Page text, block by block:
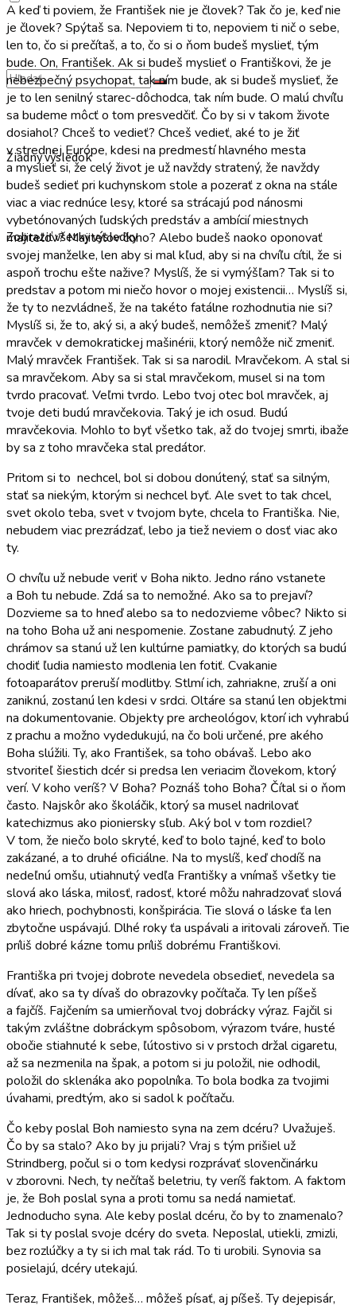
Žiadny výsledok
Zobraziť všetky výsledky
A keď ti poviem, že František nie je človek? Tak čo je, keď nie
je človek? Spýtaš sa. Nepoviem ti to, nepoviem ti nič o sebe,
len to, čo si prečítaš, a to, čo si o ňom budeš myslieť, tým
bude. On, František. Ak si budeš myslieť o Františkovi, že je
nebezpečný psychopat, tak ním bude, ak si budeš myslieť, že
je to len senilný starec-dôchodca, tak ním bude. O malú chvíľu
sa budeme môcť o tom presvedčiť. Čo by si v takom živote
dosiahol? Chceš to vedieť? Chceš vedieť, aké to je žiť
v strednej Európe, kdesi na predmestí hlavného mesta
a myslieť si, že celý život je už navždy stratený, že navždy
budeš sedieť pri kuchynskom stole a pozerať z okna na stále
viac a viac rednúce lesy, ktoré sa strácajú pod nánosmi
vybetónovaných ľudských predstáv a ambícií miestnych
majiteľov? Majiteľov čoho? Alebo budeš naoko oponovať
svojej manželke, len aby si mal kľud, aby si na chvíľu cítil, že si
aspoň trochu ešte nažive? Myslíš, že si vymýšľam? Tak si to
predstav a potom mi niečo hovor o mojej existencii… Myslíš si,
že ty to nezvládneš, že na takéto fatálne rozhodnutia nie si?
Myslíš si, že to, aký si, a aký budeš, nemôžeš zmeniť? Malý
mravček v demokratickej mašinérii, ktorý nemôže nič zmeniť.
Malý mravček František. Tak si sa narodil. Mravčekom. A stal si
sa mravčekom. Aby sa si stal mravčekom, musel si na tom
tvrdo pracovať. Veľmi tvrdo. Lebo tvoj otec bol mravček, aj
tvoje deti budú mravčekovia. Taký je ich osud. Budú
mravčekovia. Mohlo to byť všetko tak, až do tvojej smrti, ibaže
by sa z toho mravčeka stal predátor.
Pritom si to nechcel, bol si dobou donútený, stať sa silným,
stať sa niekým, ktorým si nechcel byť. Ale svet to tak chcel,
svet okolo teba, svet v tvojom byte, chcela to Františka. Nie,
nebudem viac prezrádzať, lebo ja tiež neviem o dosť viac ako
ty.
O chvíľu už nebude veriť v Boha nikto. Jedno ráno vstanete
a Boh tu nebude. Zdá sa to nemožné. Ako sa to prejaví?
Dozvieme sa to hneď alebo sa to nedozvieme vôbec? Nikto si
na toho Boha už ani nespomenie. Zostane zabudnutý. Z jeho
chrámov sa stanú už len kultúrne pamiatky, do ktorých sa budú
chodiť ľudia namiesto modlenia len fotiť. Cvakanie
fotoaparátov preruší modlitby. Stlmí ich, zahriakne, zruší a oni
zaniknú, zostanú len kdesi v srdci. Oltáre sa stanú len objektmi
na dokumentovanie. Objekty pre archeológov, ktorí ich vyhrabú
z prachu a možno vydedukujú, na čo boli určené, pre akého
Boha slúžili. Ty, ako František, sa toho obávaš. Lebo ako
stvoriteľ šiestich dcér si predsa len veriacim človekom, ktorý
verí. V koho veríš? V Boha? Poznáš toho Boha? Čítal si o ňom
často. Najskôr ako školáčik, ktorý sa musel nadrilovať
katechizmus ako pioniersky sľub. Aký bol v tom rozdiel?
V tom, že niečo bolo skryté, keď to bolo tajné, keď to bolo
zakázané, a to druhé oficiálne. Na to myslíš, keď chodíš na
nedeľnú omšu, utiahnutý vedľa Františky a vnímaš všetky tie
slová ako láska, milosť, radosť, ktoré môžu nahradzovať slová
ako hriech, pochybnosti, konšpirácia. Tie slová o láske ťa len
zbytočne uspávajú. Dlhé roky ťa uspávali a iritovali zároveň. Tie
príliš dobré kázne tomu príliš dobrému Františkovi.
Františka pri tvojej dobrote nevedela obsedieť, nevedela sa
dívať, ako sa ty dívaš do obrazovky počítača. Ty len píšeš
a fajčíš. Fajčením sa umierňoval tvoj dobrácky výraz. Fajčil si
takým zvláštne dobráckym spôsobom, výrazom tváre, husté
obočie stiahnuté k sebe, ľútostivo si v prstoch držal cigaretu,
až sa nezmenila na špak, a potom si ju položil, nie odhodil,
položil do sklenáka ako popolníka. To bola bodka za tvojimi
úvahami, predtým, ako si sadol k počítaču.
Čo keby poslal Boh namiesto syna na zem dcéru? Uvažuješ.
Čo by sa stalo? Ako by ju prijali? Vraj s tým prišiel už
Strindberg, počul si o tom kedysi rozprávať slovenčinárku
v zborovni. Nech, ty nečítaš beletriu, ty veríš faktom. A faktom
je, že Boh poslal syna a proti tomu sa nedá namietať.
Jednoducho syna. Ale keby poslal dcéru, čo by to znamenalo?
Tak si ty poslal svoje dcéry do sveta. Neposlal, utiekli, zmizli,
bez rozlúčky a ty si ich mal tak rád. To ti urobili. Synovia sa
posielajú, dcéry utekajú.
Teraz, František, môžeš… môžeš písať, aj píšeš. Ty dejepisár,